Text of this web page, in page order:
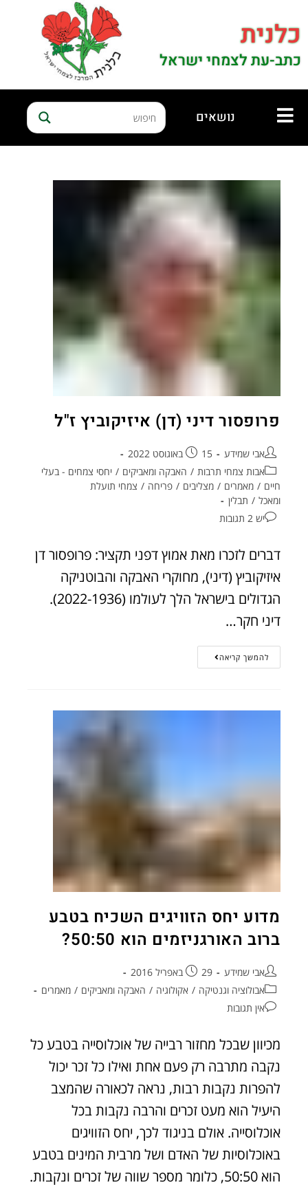
כלנית
כתב-עת לצמחי ישראל
נושאים
פרופסור דיני (דן) איזיקוביץ ז"ל
אבי שמידע
15 באוגוסט 2022
אבות צמחי תרבות / האבקה ומאביקים / יחסי צמחים - בעלי
חיים / מאמרים / מצליבים / פריחה / צמחי תועלת
ומאכל / תבלין
יש 2 תגובות
דברים לזכרו מאת אמוץ דפני תקציר: פרופסור דן
איזיקוביץ (דיני), מחוקרי האבקה והבוטניקה
הגדולים בישראל הלך לעולמו (2022-1936).
דיני חקר…
להמשך קריאה
מדוע יחס הזוויגים השכיח בטבע
ברוב האורגניזמים הוא 50:50?
אבי שמידע
29 באפריל 2016
אבולוציה וגנטיקה / אקולוגיה / האבקה ומאביקים / מאמרים
אין תגובות
מכיוון שבכל מחזור רבייה של אוכלוסייה בטבע כל
נקבה מתרבה רק פעם אחת ואילו כל זכר יכול
להפרות נקבות רבות, נראה לכאורה שהמצב
היעיל הוא מעט זכרים והרבה נקבות בכל
אוכלוסייה. אולם בניגוד לכך, יחס הזוויגים
באוכלוסיות של האדם ושל מרבית המינים בטבע
הוא 50:50, כלומר מספר שווה של זכרים ונקבות.